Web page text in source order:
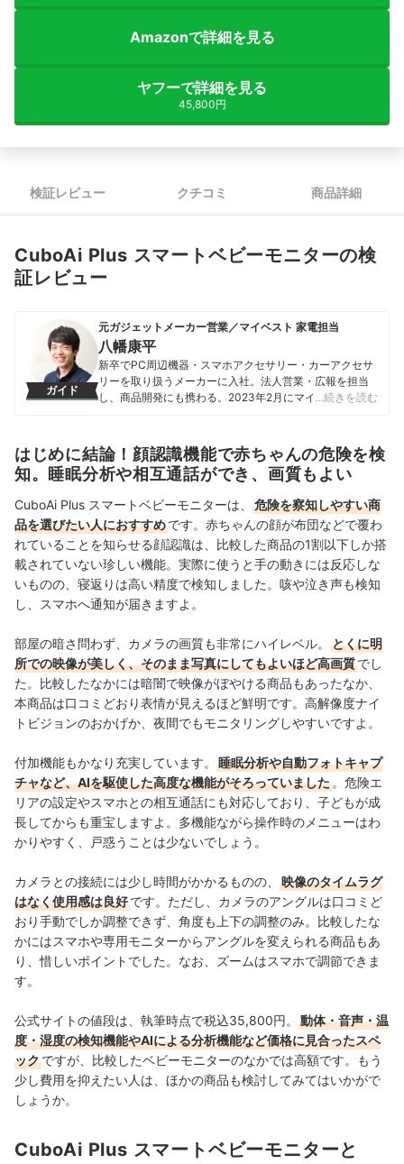
Amazonで詳細を見る
ヤフーで詳細を見る
45,800円
検証レビュー クチコミ 商品詳細
CuboAi Plus スマートベビーモニターの検
証レビュー
ガイド
元ガジェットメーカー営業／マイベスト 家電担当
八幡康平
新卒でPC周辺機器・スマホアクセサリー・カーアクセサ
リーを取り扱うメーカーに入社。法人営業・広報を担当
し、商品開発にも携わる。2023年2月にマイベストに入
家電を中心に幅広いジャンルのコンテンツ制作に携わ
る。「専門性をもとにした調査・検証を通じ、一人ひと
りに合った選択肢を分かりやすく提案すること」を心が
八幡康平のプロフィール
…続きを読む
はじめに結論！顔認識機能で赤ちゃんの危険を検
知。睡眠分析や相互通話ができ、画質もよい
CuboAi Plus スマートベビーモニターは、
危険を察知しやすい商
品を選びたい人におすすめです。 赤ちゃんの顔が布団などで覆わ
れていることを知らせる顔認識は、比較した商品の1割以下しか搭
載されていない珍しい機能。実際に使うと手の動きには反応しな
いものの、寝返りは高い精度で検知しました。咳や泣き声も検知
し、スマホへ通知が届きますよ。
部屋の暗さ問わず、カメラの画質も非常にハイレベル。
とくに明
所での映像が美しく、そのまま写真にしてもよいほど高画質でし
た。比較したなかには暗闇で映像がぼやける商品もあったなか、
本商品は口コミどおり表情が見えるほど鮮明です。高解像度ナイ
トビジョンのおかげか、夜間でもモニタリングしやすいですよ。
付加機能もかなり充実しています。
睡眠分析や自動フォトキャプ
チャなど、AIを駆使した高度な機能がそろっていました 。危険エ
リアの設定やスマホとの相互通話にも対応しており、子どもが成
長してからも重宝しますよ。多機能ながら操作時のメニューはわ
かりやすく、戸惑うことは少ないでしょう。
カメラとの接続には少し時間がかかるものの、
映像のタイムラグ
はなく使用感は良好です。ただし、カメラのアングルは口コミど
おり手動でしか調整できず、角度も上下の調整のみ。比較したな
かにはスマホや専用モニターからアングルを変えられる商品もあ
り、惜しいポイントでした。なお、ズームはスマホで調節できま
す。
公式サイトの値段は、執筆時点で税込35,800円。
動体・音声・温
度・湿度の検知機能やAIによる分析機能など価格に見合ったスペ
ックですが、比較したベビーモニターのなかでは高額です。もう
少し費用を抑えたい人は、ほかの商品も検討してみてはいかがで
しょうか。
CuboAi Plus スマートベビーモニターと